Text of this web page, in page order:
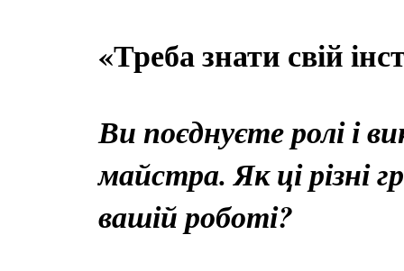
«Треба знати свій
Ви поєднуєте ролі і
майстра. Як ці різні
вашій роботі?